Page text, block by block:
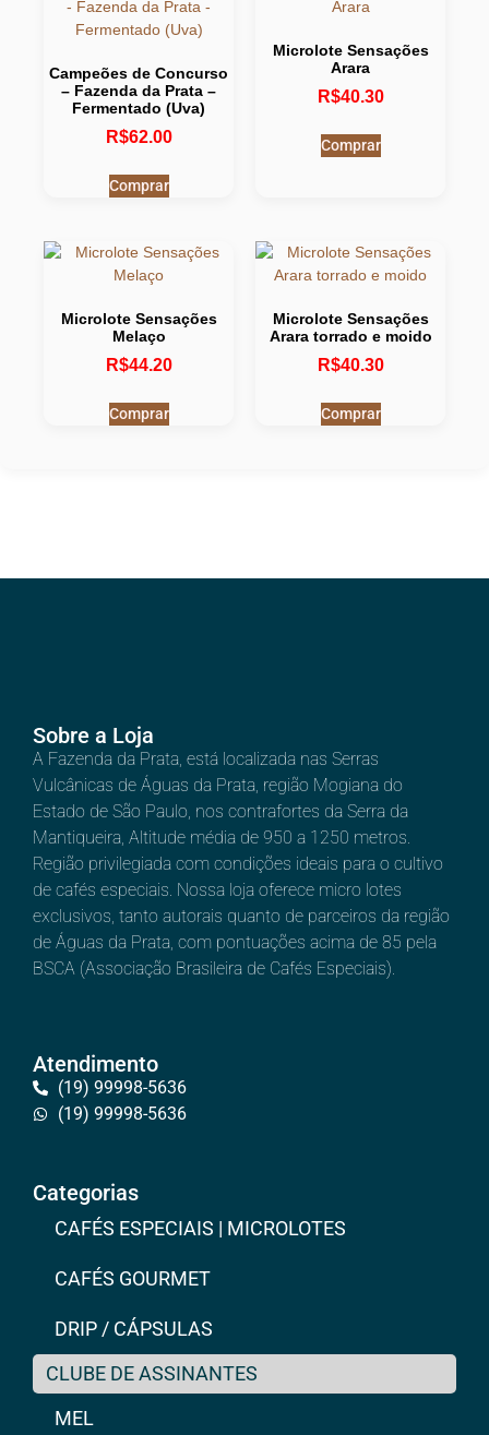
Campeões de Concurso
– Fazenda da Prata –
Fermentado (Uva)
R$62.00
Comprar
Microlote Sensações
Arara
R$40.30
Comprar
Microlote Sensações
Melaço
R$44.20
Comprar
Microlote Sensações
Arara torrado e moido
R$40.30
Comprar
Sobre a Loja
A Fazenda da Prata, está localizada nas Serras
Vulcânicas de Águas da Prata, região Mogiana do
Estado de São Paulo, nos contrafortes da Serra da
Mantiqueira, Altitude média de 950 a 1250 metros.
Região privilegiada com condições ideais para o cultivo
de cafés especiais. Nossa loja oferece micro lotes
exclusivos, tanto autorais quanto de parceiros da região
de Águas da Prata, com pontuações acima de 85 pela
BSCA (Associação Brasileira de Cafés Especiais).
Atendimento
(19) 99998-5636
(19) 99998-5636
Categorias
CAFÉS ESPECIAIS | MICROLOTES
CAFÉS GOURMET
DRIP / CÁPSULAS
CLUBE DE ASSINANTES
MEL